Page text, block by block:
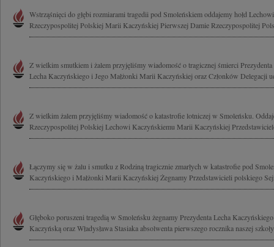
Wstrząśnięci do głębi rozmiarami tragedii pod Smoleńskiem oddajemy hołd
Rzeczypospolitej Polskiej Marii Kaczyńskiej Pierwszej Damie Rzeczypospolitej
Z wielkim smutkiem i żalem przyjęliśmy wiadomość o tragicznej śmierci
Lecha Kaczyńskiego i Jego Małżonki Marii Kaczyńskiej oraz Członków Delegacji
Z wielkim żalem przyjęliśmy wiadomość o katastrofie lotniczej w Smoleńsku.
Rzeczypospolitej Polskiej Lechowi Kaczyńskiemu Marii Kaczyńskiej
Łączymy się w żalu i smutku z Rodziną tragicznie zmarłych w katastrofie pod
Kaczyńskiego i Małżonki Marii Kaczyńskiej Żegnamy Przedstawicieli polskiego
Głęboko poruszeni tragedią w Smoleńsku żegnamy Prezydenta Lecha
Kaczyńską oraz Władysława Stasiaka absolwenta pierwszego rocznika naszej